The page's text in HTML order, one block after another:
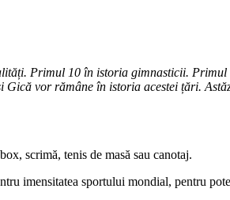
Primul 10 în istoria gimnasticii.
vor rămâne în istoria acestei țări.
scrimă, tenis de masă sau canotaj.
imensitatea sportului mondial, pentru